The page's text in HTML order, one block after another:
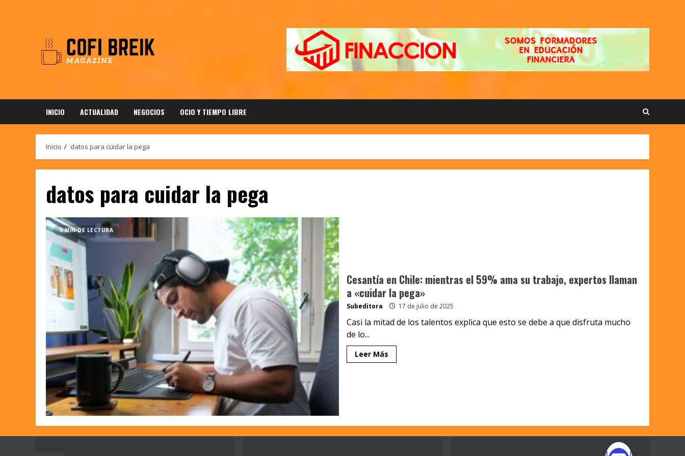
INICIO ACTUALIDAD NEGOCIOS OCIO Y TIEMPO LIBRE
Inicio datos para cuidar la pega
datos para cuidar la pega
5 MIN DE LECTURA
Cesantía en Chile: mientras el 59% ama su trabajo, expertos llaman
a «cuidar la pega»
Subeditora 17 de julio de 2025
Casi la mitad de los talentos explica que esto se debe a que disfruta mucho
de lo...
Leer Más